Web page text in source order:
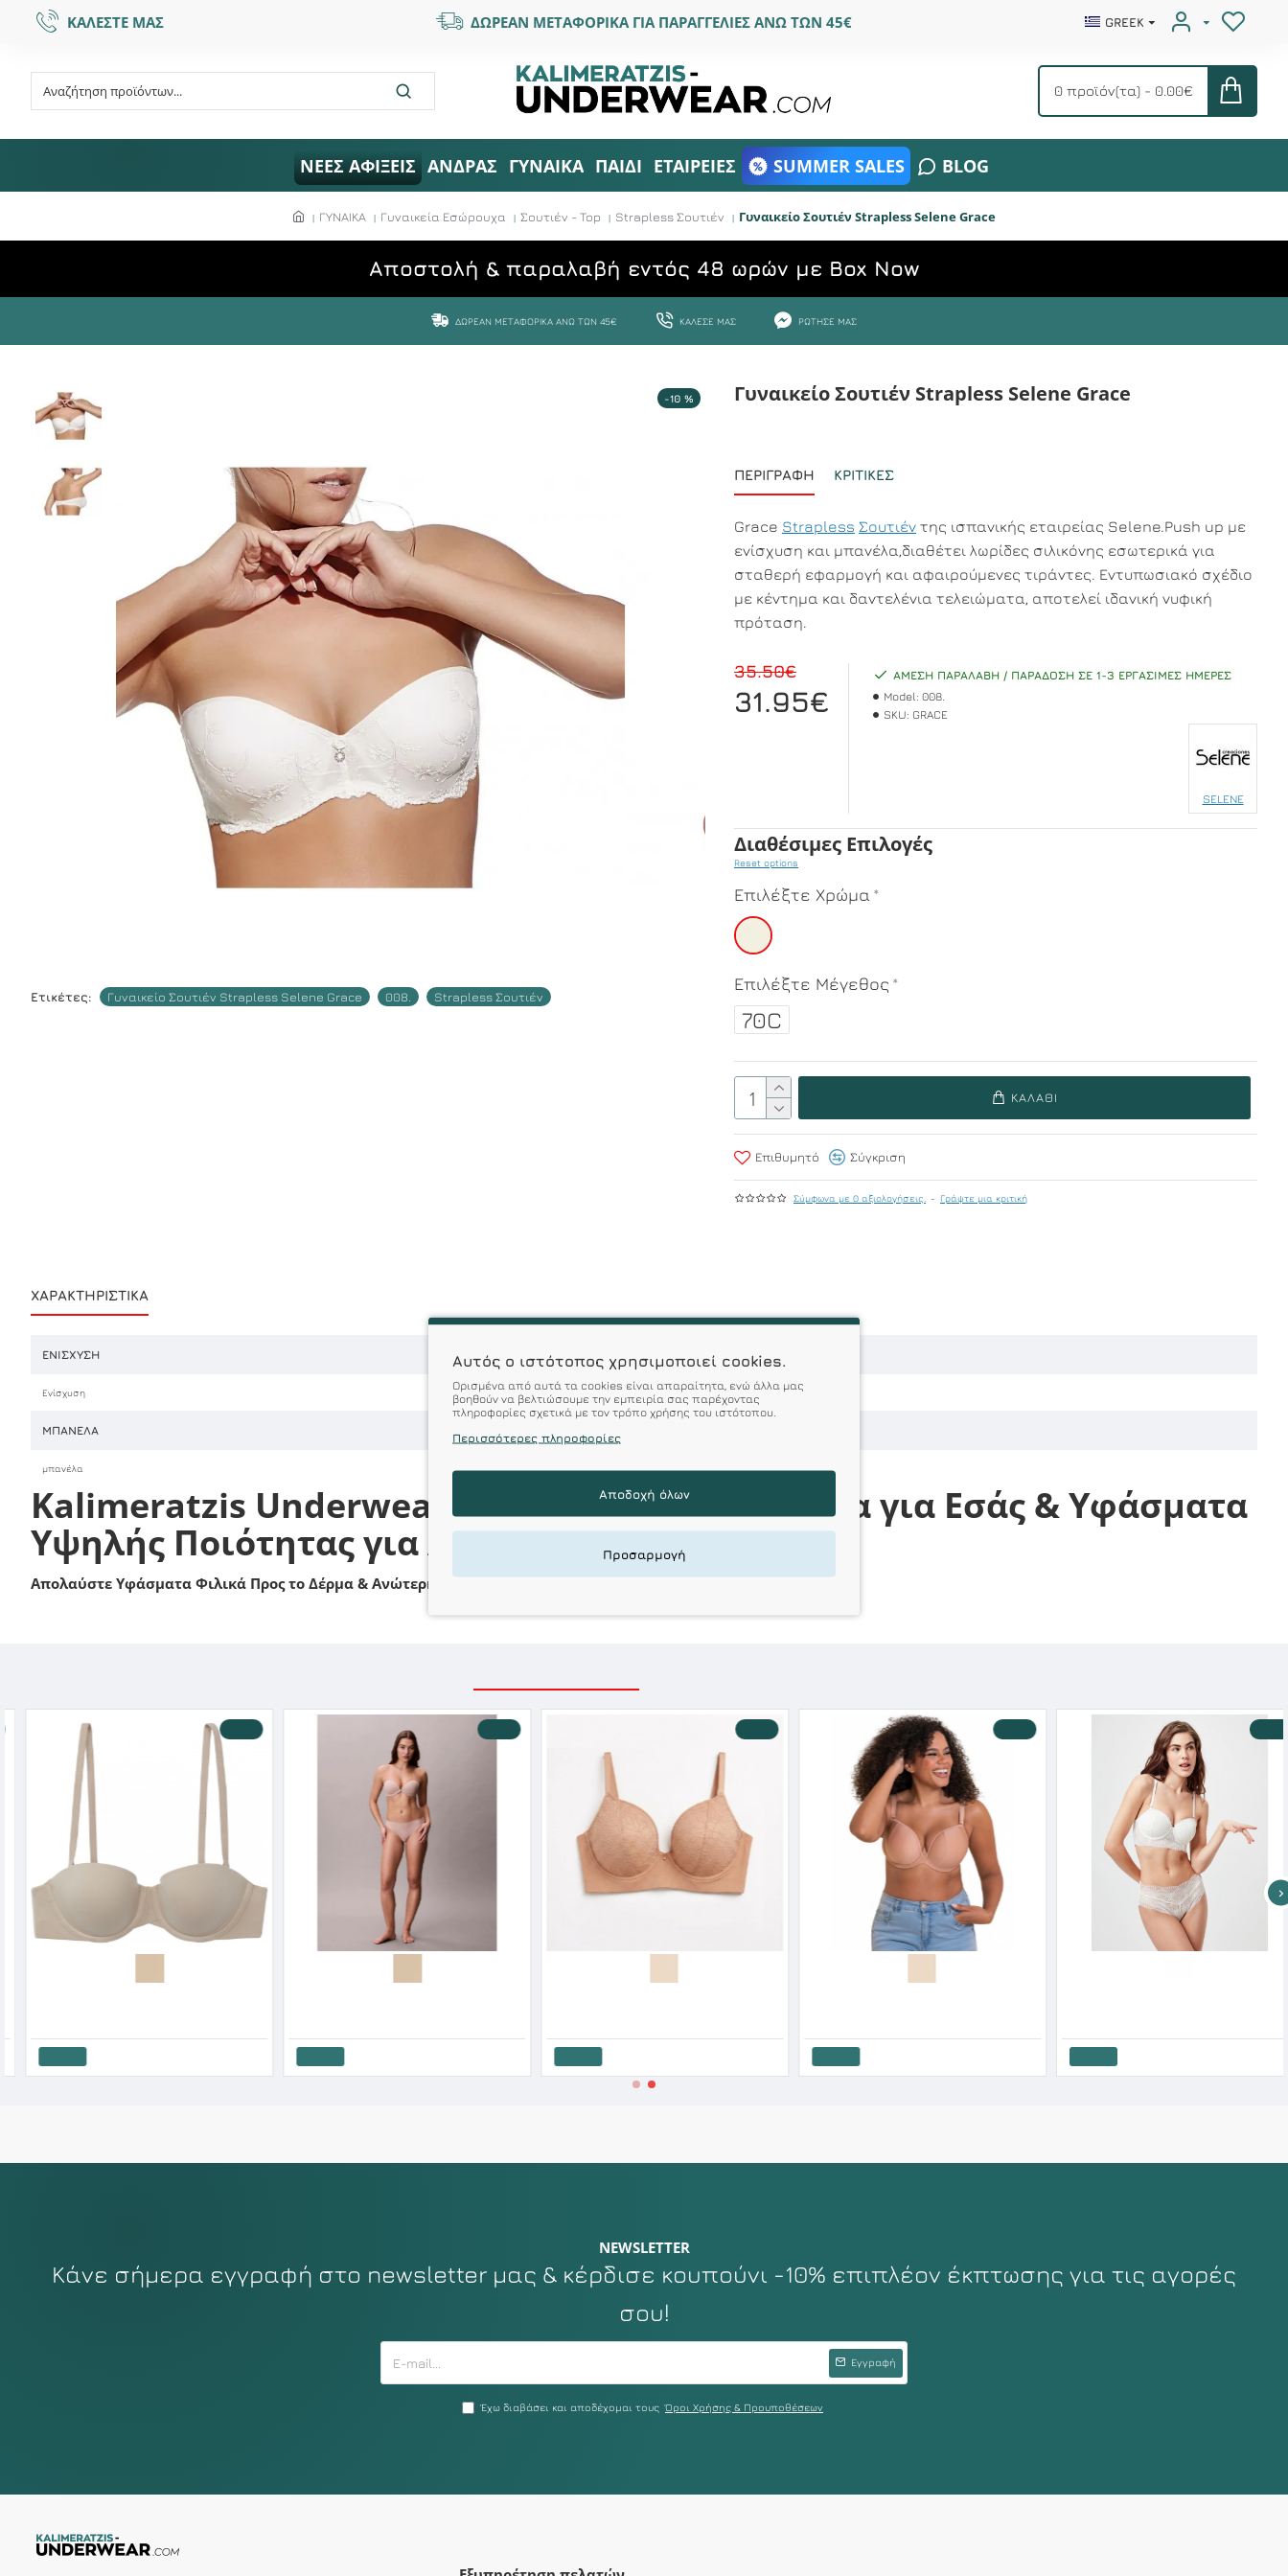
ΚΑΛΕΣΤΕ ΜΑΣ ΔΩΡΕΑΝ ΜΕΤΑΦΟΡΙΚΑ ΓΙΑ ΠΑΡΑΓΓΕΛΙΕΣ ΑΝΩ ΤΩΝ 45€ GREEK
0 προϊόν(τα) - 0.00€
ΝΕΕΣ ΑΦΙΞΕΙΣ ΑΝΔΡΑΣ ΓΥΝΑΙΚΑ ΠΑΙΔΙ ΕΤΑΙΡΕΙΕΣ SUMMER SALES BLOG
ΓΥΝΑΙΚΑ Γυναικεία Εσώρουχα Σουτιέν - Top Strapless Σουτιέν Γυναικείο Σουτιέν Strapless Selene Grace
Aποστολή & παραλαβή εντός 48 ωρών με Box Now
ΔΩΡΕΆΝ ΜΕΤΑΦΟΡΙΚΆ ΆΝΩ ΤΩΝ 45€ ΚΆΛΕΣΕ ΜΑΣ ΡΏΤΗΣΕ ΜΑΣ
-10 %
Ετικέτες: Γυναικείο Σουτιέν Strapless Selene Grace 008. Strapless Σουτιέν
Γυναικείο Σουτιέν Strapless Selene Grace
ΠΕΡΙΓΡΑΦΉ ΚΡΙΤΙΚΈΣ
Grace Strapless Σουτιέν της ισπανικής εταιρείας Selene.Push up με
ενίσχυση και μπανέλα,διαθέτει λωρίδες σιλικόνης εσωτερικά για
σταθερή εφαρμογή και αφαιρούμενες τιράντες. Εντυπωσιακό σχέδιο
με κέντημα και δαντελένια τελειώματα, αποτελεί ιδανική νυφική
πρόταση.
Σύμφωνα με 0 αξιολογήσεις. - Γράψτε μια κριτική
31.95€
35.50€
ΆΜΕΣΗ ΠΑΡΑΛΑΒΉ / ΠΑΡΆΔΟΣΗ ΣΕ 1-3 ΕΡΓΆΣΙΜΕΣ ΗΜΈΡΕΣ
Model: 008.
SKU: GRACE
SELENE
Διαθέσιμες Επιλογές
Reset options
Επιλέξτε Χρώμα
Επιλέξτε Μέγεθος
70C
ΚΑΛΆΘΙ
Επιθυμητό Σύγκριση
ΧΑΡΑΚΤΗΡΙΣΤΙΚΆ
ΕΝΊΣΧΥΣΗ
Ενίσχυση με ενίσχυση
ΜΠΑΝΈΛΑ
μπανέλα με μπανέλα
Kalimeratzis Underwear : Προϊόντα Σχεδιασμένα για Εσάς & Υφάσματα
Υψηλής Ποιότητας για Αξεπέραστη Αντοχή
Απολαύστε Υφάσματα Φιλικά Προς το Δέρμα & Ανώτερη Ποιότητα σε Προσιτές τιμές
-10 % -10 % -10 % -10 % -10 %
NEWSLETTER
Κάνε σήμερα εγγραφή στο newsletter μας & κέρδισε κουπούνι -10% επιπλέον έκπτωσης για τις αγορές
σου!
Εγγραφή
Έχω διαβάσει και αποδέχομαι τους Όροι Χρήσης & Προυποθέσεων
Αυτός ο ιστότοπος χρησιμοποιεί cookies.
Ορισμένα από αυτά τα cookies είναι απαραίτητα, ενώ άλλα μας
βοηθούν να βελτιώσουμε την εμπειρία σας παρέχοντας
πληροφορίες σχετικά με τον τρόπο χρήσης του ιστότοπου.
Περισσότερες πληροφορίες
Αποδοχή όλων
Προσαρμογή